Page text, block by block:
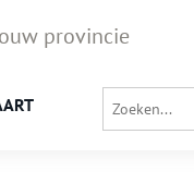
provincie